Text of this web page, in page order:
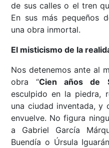
de sus calles o el tren
En sus más pequeños
una obra inmortal.
El misticismo de la
Nos detenemos ante al
obra “Cien años de
esculpido en la piedra,
una ciudad inventada, y
envuelve. No figura
a Gabriel García
Buendía o Úrsula